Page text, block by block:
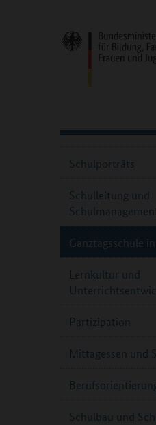
Schulporträts
Schulleitung und
Ganztagsschule
Lernkultur und
Partizipation
Mittagessen und
Schulbau und